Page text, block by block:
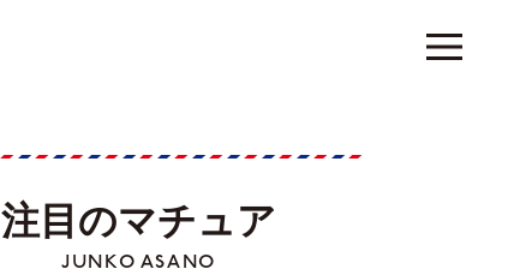
注目のマチュア
JUNKO ASANO